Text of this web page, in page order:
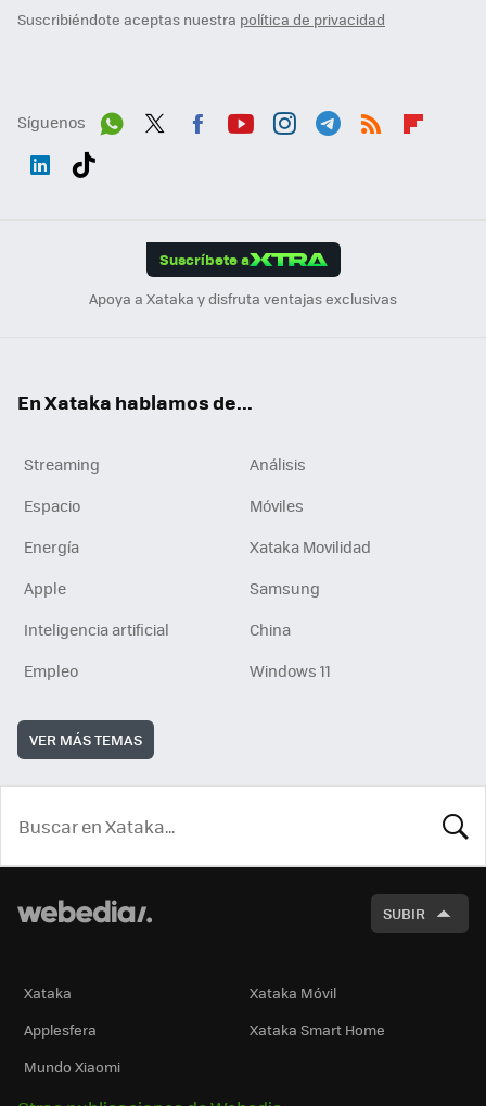
Suscribiéndote aceptas nuestra política de privacidad
Síguenos
Suscríbete a
Apoya a Xataka y disfruta ventajas exclusivas
En Xataka hablamos de...
Streaming
Análisis
Espacio
Móviles
Energía
Xataka Movilidad
Apple
Samsung
Inteligencia artificial
China
Empleo
Windows 11
VER MÁS TEMAS
SUBIR
Xataka
Xataka Móvil
Applesfera
Xataka Smart Home
Mundo Xiaomi